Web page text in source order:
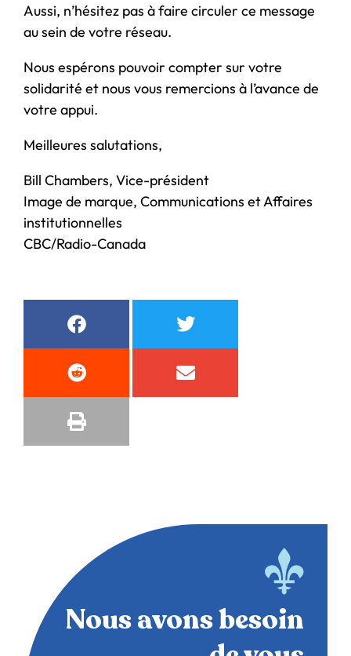
Aussi, n’hésitez pas à faire circuler ce message
au sein de votre réseau.
Nous espérons pouvoir compter sur votre
solidarité et nous vous remercions à l’avance de
votre appui.
Meilleures salutations,
Bill Chambers, Vice-président
Image de marque, Communications et Affaires
institutionnelles
CBC/Radio-Canada
Nous avons besoin